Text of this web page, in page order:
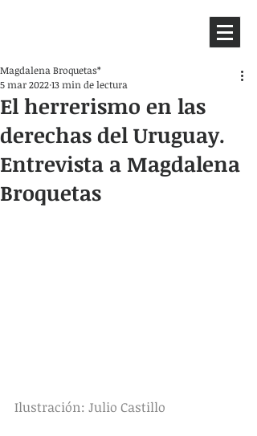
El herrerismo en las
derechas del Uruguay.
Entrevista a Magdalena
Broquetas
Magdalena Broquetas*
5 mar 202213 min de lectura
Ilustración: Julio Castillo